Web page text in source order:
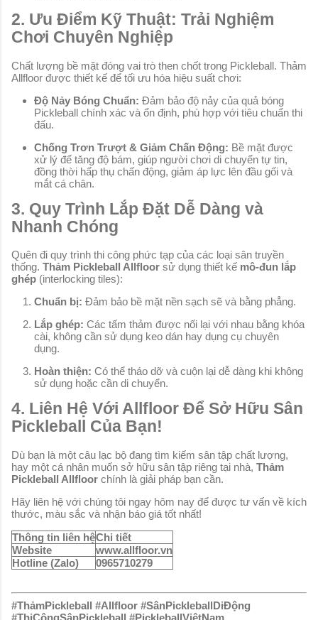
2. Ưu Điểm Kỹ Thuật: Trải Nghiệm
Chơi Chuyên Nghiệp
Chất lượng bề mặt đóng vai trò then chốt trong Pickleball. Thảm
Allfloor được thiết kế để tối ưu hóa hiệu suất chơi:
Độ Nảy Bóng Chuẩn: Đảm bảo độ nảy của quả bóng
Pickleball chính xác và ổn định, phù hợp với tiêu chuẩn thi
đấu.
Chống Trơn Trượt & Giảm Chấn Động: Bề mặt được
xử lý để tăng độ bám, giúp người chơi di chuyển tự tin,
đồng thời hấp thụ chấn động, giảm áp lực lên đầu gối và
mắt cá chân.
3. Quy Trình Lắp Đặt Dễ Dàng và
Nhanh Chóng
Quên đi quy trình thi công phức tạp của các loại sân truyền
thống. Thảm Pickleball Allfloor sử dụng thiết kế mô-đun lắp
ghép (interlocking tiles):
Chuẩn bị: Đảm bảo bề mặt nền sạch sẽ và bằng phẳng.
Lắp ghép: Các tấm thảm được nối lại với nhau bằng khóa
cài, không cần sử dụng keo dán hay dụng cụ chuyên
dụng.
Hoàn thiện: Có thể tháo dỡ và cuộn lại dễ dàng khi không
sử dụng hoặc cần di chuyển.
4. Liên Hệ Với Allfloor Để Sở Hữu Sân
Pickleball Của Bạn!
Dù bạn là một câu lạc bộ đang tìm kiếm sân tập chất lượng,
hay một cá nhân muốn sở hữu sân tập riêng tại nhà, Thảm
Pickleball Allfloor chính là giải pháp bạn cần.
Hãy liên hệ với chúng tôi ngay hôm nay để được tư vấn về kích
thước, màu sắc và nhận báo giá tốt nhất!
Thông tin liên hệChi tiết
Website
www.allfloor.vn
Hotline (Zalo)
0965710279
#ThảmPickleball #Allfloor #SânPickleballDiĐộng
#ThiCôngSânPickleball #PickleballViệtNam